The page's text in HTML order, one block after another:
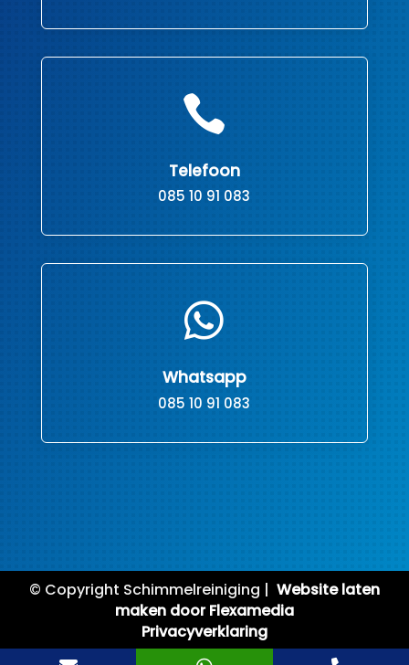

Telefoon
085 10 91 083

Whatsapp
085 10 91 083
© Copyright Schimmelreiniging | Website laten
maken door Flexamedia
Privacyverklaring